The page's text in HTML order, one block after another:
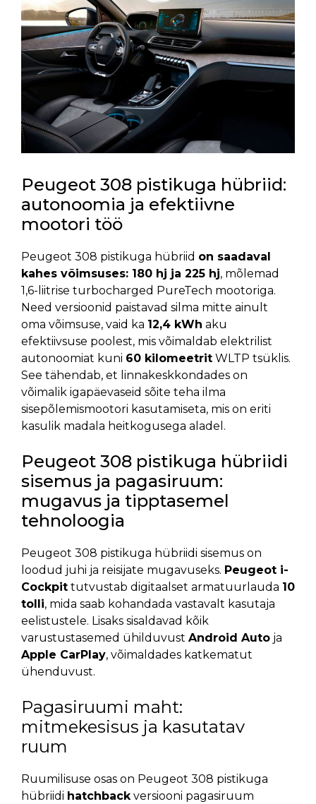
Peugeot 308 pistikuga hübriid:
autonoomia ja efektiivne
mootori töö
Peugeot 308 pistikuga hübriid on saadaval
kahes võimsuses: 180 hj ja 225 hj, mõlemad
1,6-liitrise turbocharged PureTech mootoriga.
Need versioonid paistavad silma mitte ainult
oma võimsuse, vaid ka 12,4 kWh aku
efektiivsuse poolest, mis võimaldab elektrilist
autonoomiat kuni 60 kilomeetrit WLTP tsüklis.
See tähendab, et linnakeskkondades on
võimalik igapäevaseid sõite teha ilma
sisepõlemismootori kasutamiseta, mis on eriti
kasulik madala heitkogusega aladel.
Peugeot 308 pistikuga hübriidi
sisemus ja pagasiruum:
mugavus ja tipptasemel
tehnoloogia
Peugeot 308 pistikuga hübriidi sisemus on
loodud juhi ja reisijate mugavuseks. Peugeot i-
Cockpit tutvustab digitaalset armatuurlauda 10
tolli, mida saab kohandada vastavalt kasutaja
eelistustele. Lisaks sisaldavad kõik
varustustasemed ühilduvust Android Auto ja
Apple CarPlay, võimaldades katkematut
ühenduvust.
Pagasiruumi maht:
mitmekesisus ja kasutatav
ruum
Ruumilisuse osas on Peugeot 308 pistikuga
hübriidi hatchbackversiooni pagasiruum